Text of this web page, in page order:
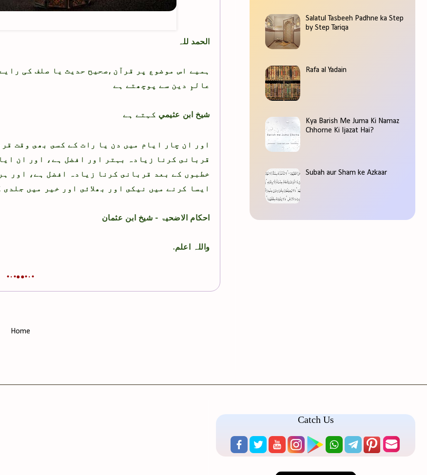
الحمد للہ
عالمِ دین سے پوچھتے ہے
شيخ ابن عثيمي کہتے ہے
اور ان چار ايام ميں دن يا رات كے كسى بھى وقت
قربانى كرنا زيادہ بہتر اور افضل ہے، اور ان
خطبوں كے بعد قربانى كرنا زيادہ افضل ہے، اور
ايسا كرنے ميں نيكى اور بھلائى اور خير ميں
احكام الاضحيۃ - شیخ ابن عثمان
.واللہ اعلم
•٠•●●•٠•
Home
Salatul Tasbeeh Padhne ka Step
by Step Tariqa
Rafa al Yadain
Kya Barish Me Juma Ki Namaz
Chhorne Ki Ijazat Hai?
Subah aur Sham ke Azkaar
Catch Us